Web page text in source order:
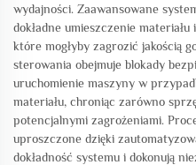
wydajności. Zaawansowane
dokładne umieszczenie
które mogłyby zagrozić jakością
sterowania obejmuje blokady
uruchomienie maszyny w
materiału, chroniąc zarówno
potencjalnymi zagrożeniami.
uproszczone dzięki
dokładność systemu i dokonują